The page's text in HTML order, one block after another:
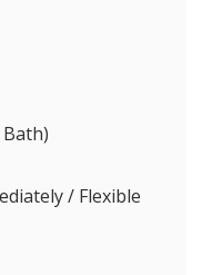
Bath)
/ Flexible